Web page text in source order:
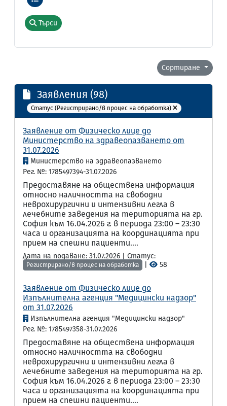
Търси
Сортиране
Заявления (98)
Статус (Регистрирано/в процес на обработка)
Заявление от Физическо лице до
Министерство на здравеопазването от
31.07.2026
Министерство на здравеопазването
Рег. №: 1785497394-31.07.2026
Предоставяне на обществена информация
относно наличността на свободни
неврохирургични и интензивни легла в
лечебните заведения на територията на гр.
София към 16.04.2026 г. в периода 23:00 – 23:30
часа и организацията на координацията при
прием на спешни пациенти....
Дата на подаване: 31.07.2026 | Статус:
Регистрирано/в процес на обработка 58
Заявление от Физическо лице до
Изпълнителна агенция "Медицински надзор"
от 31.07.2026
Изпълнителна агенция "Медицински надзор"
Рег. №: 1785497358-31.07.2026
Предоставяне на обществена информация
относно наличността на свободни
неврохирургични и интензивни легла в
лечебните заведения на територията на гр.
София към 16.04.2026 г. в периода 23:00 – 23:30
часа и организацията на координацията при
прием на спешни пациенти....